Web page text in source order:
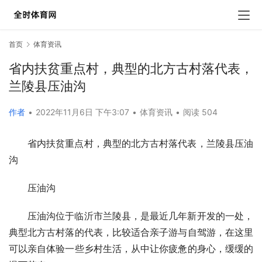
首页 体育资讯
省内扶贫重点村，典型的北方古村落代表，
兰陵县压油沟
作者 • 2022年11月6日 下午3:07 • 体育资讯 • 阅读 504
省内扶贫重点村，典型的北方古村落代表，兰陵县压油
沟
压油沟
压油沟位于临沂市兰陵县，是最近几年新开发的一处，
典型北方古村落的代表，比较适合亲子游与自驾游，在这里
可以亲自体验一些乡村生活，从中让你疲惫的身心，缓缓的